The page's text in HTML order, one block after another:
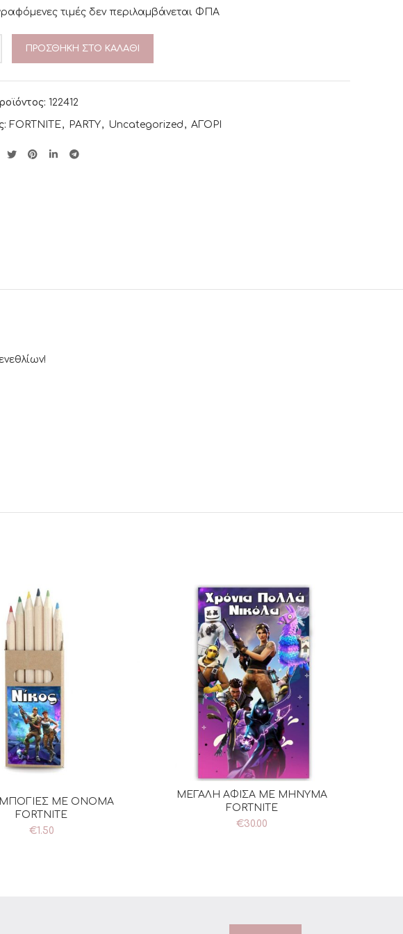
τιμές δεν περιλαμβάνεται ΦΠΑ
ΠΡΟΣΘΉΚΗ ΣΤΟ ΚΑΛΆΘΙ
122412
FORTNITE, PARTY, Uncategorized , ΑΓΟΡΙ
ΣΤΟ ΚΑΛΆΘΙ
ΜΕ ΟΝΟΜΑ
FORTNITE
€1.50
ΠΡΟΣΘΉΚΗ ΣΤΟ ΚΑΛΆΘΙ
ΜΕΓΑΛΗ ΑΦΙΣΑ ΜΕ ΜΗΝΥΜΑ
FORTNITE
€30.00